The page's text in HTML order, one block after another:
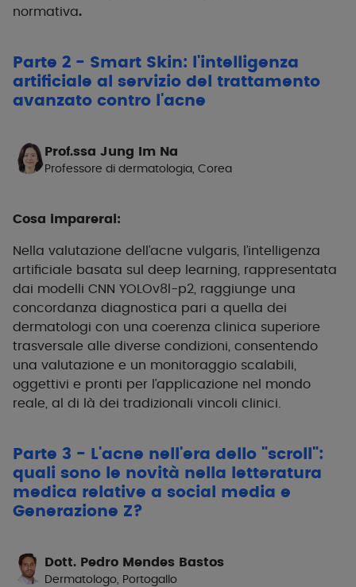
normativa.
Parte 2 - Smart Skin: l'intelligenza
artificiale al servizio del trattamento
avanzato contro l'acne
Prof.ssa Jung Im Na
Professore di dermatologia, Corea
Cosa imparerai:
Nella valutazione dell’acne vulgaris, l’intelligenza
artificiale basata sul deep learning, rappresentata
dai modelli CNN YOLOv8l-p2, raggiunge una
concordanza diagnostica pari a quella dei
dermatologi con una coerenza clinica superiore
trasversale alle diverse condizioni, consentendo
una valutazione e un monitoraggio scalabili,
oggettivi e pronti per l’applicazione nel mondo
reale, al di là dei tradizionali vincoli clinici.
Parte 3 - L'acne nell'era dello "scroll":
quali sono le novità nella letteratura
medica relative a social media e
Generazione Z?
Dott. Pedro Mendes Bastos
Dermatologo, Portogallo